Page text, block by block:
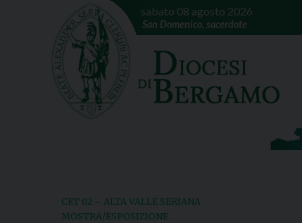
sabato 08 agosto 2026
San Domenico, sacerdote
CET 02 – ALTA VALLE SERIANA
MOSTRA/ESPOSIZIONE